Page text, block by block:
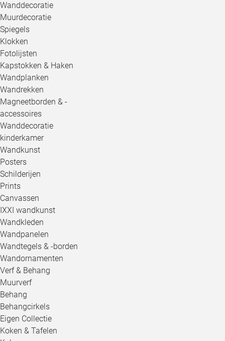
Wanddecoratie
Muurdecoratie
Spiegels
Klokken
Fotolijsten
Kapstokken & Haken
Wandplanken
Wandrekken
Magneetborden & -
accessoires
Wanddecoratie
kinderkamer
Wandkunst
Posters
Schilderijen
Prints
Canvassen
IXXI wandkunst
Wandkleden
Wandpanelen
Wandtegels & -borden
Wandornamenten
Verf & Behang
Muurverf
Behang
Behangcirkels
Eigen Collectie
Koken & Tafelen